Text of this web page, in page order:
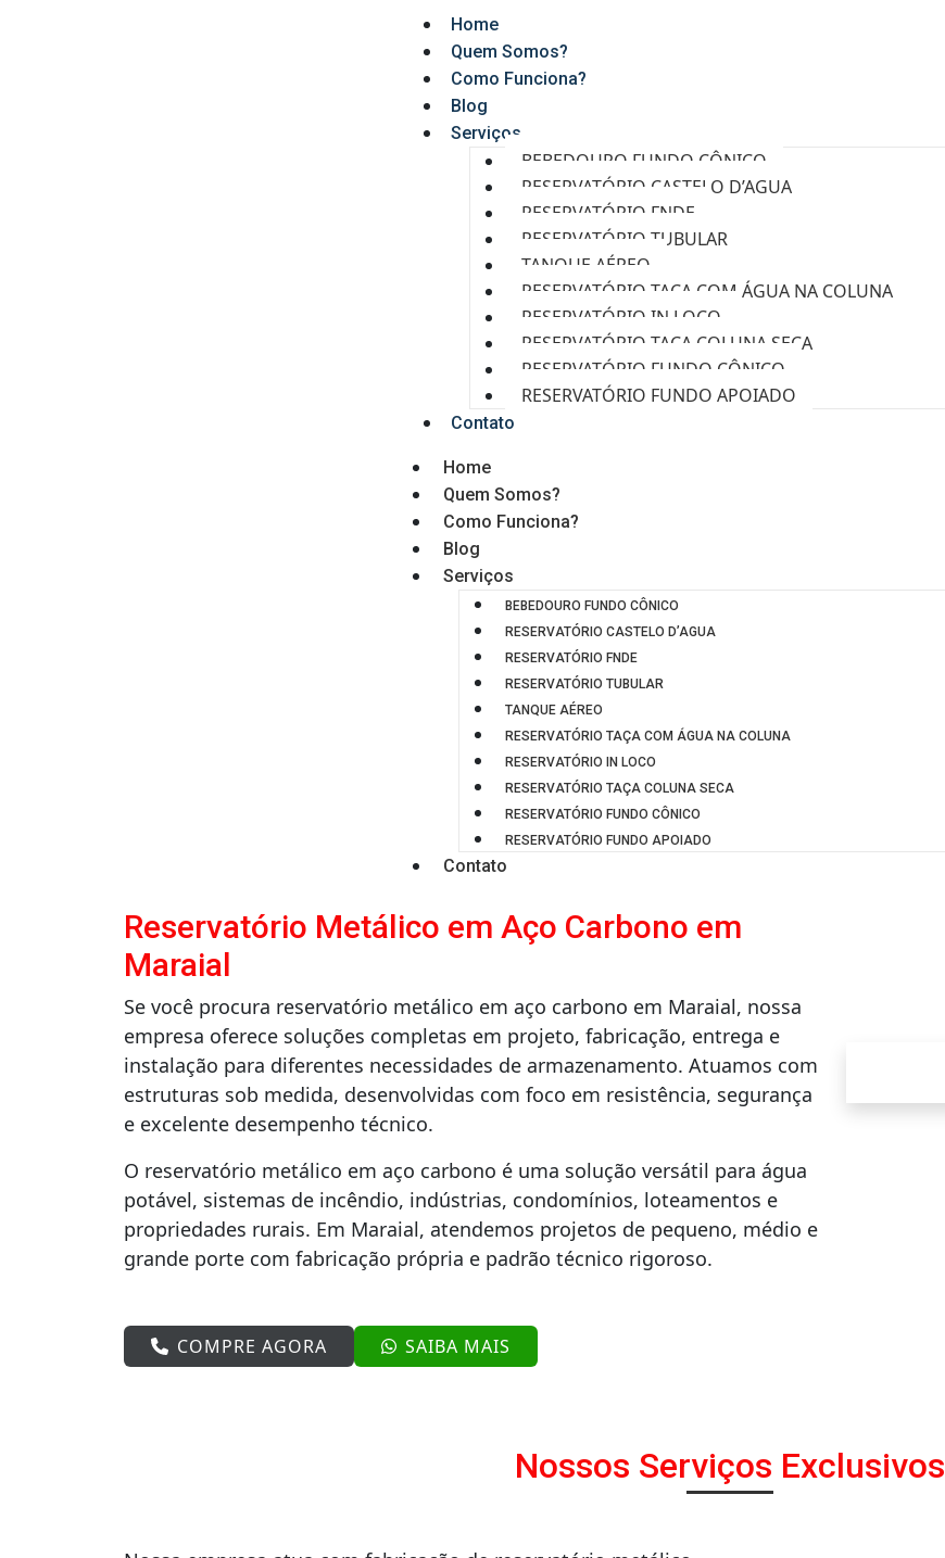
Home
Quem Somos?
Como Funciona?
Blog
Serviços
BEBEDOURO FUNDO CÔNICO
RESERVATÓRIO CASTELO D’AGUA
RESERVATÓRIO FNDE
RESERVATÓRIO TUBULAR
TANQUE AÉREO
RESERVATÓRIO TAÇA COM ÁGUA NA COLUNA
RESERVATÓRIO IN LOCO
RESERVATÓRIO TAÇA COLUNA SECA
RESERVATÓRIO FUNDO CÔNICO
RESERVATÓRIO FUNDO APOIADO
Contato
Home
Quem Somos?
Como Funciona?
Blog
Serviços
BEBEDOURO FUNDO CÔNICO
RESERVATÓRIO CASTELO D’AGUA
RESERVATÓRIO FNDE
RESERVATÓRIO TUBULAR
TANQUE AÉREO
RESERVATÓRIO TAÇA COM ÁGUA NA COLUNA
RESERVATÓRIO IN LOCO
RESERVATÓRIO TAÇA COLUNA SECA
RESERVATÓRIO FUNDO CÔNICO
RESERVATÓRIO FUNDO APOIADO
Contato
Reservatório Metálico em Aço Carbono em
Maraial
Se você procura reservatório metálico em aço carbono em Maraial, nossa
empresa oferece soluções completas em projeto, fabricação, entrega e
instalação para diferentes necessidades de armazenamento. Atuamos com
estruturas sob medida, desenvolvidas com foco em resistência, segurança
e excelente desempenho técnico.
O reservatório metálico em aço carbono é uma solução versátil para água
potável, sistemas de incêndio, indústrias, condomínios, loteamentos e
propriedades rurais. Em Maraial, atendemos projetos de pequeno, médio e
grande porte com fabricação própria e padrão técnico rigoroso.
COMPRE AGORA SAIBA MAIS
Nossos Serviços Exclusivos